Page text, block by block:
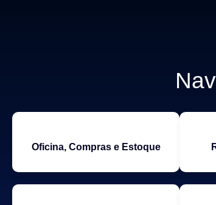
Oficina, Compras e Estoque